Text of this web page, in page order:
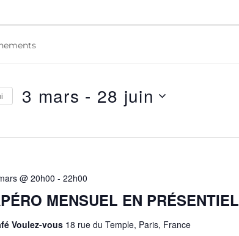
3 mars - 28 juin
MENSUEL EN PRÉSENTIEL
@ 20h00 - 22h00
Voulez-vous 18 rue du Temple, Paris, France